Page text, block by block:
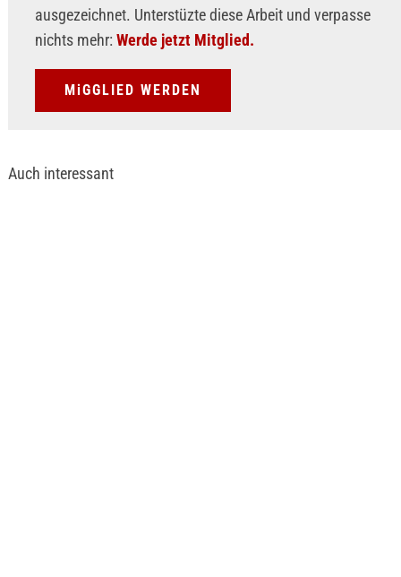
ausgezeichnet. Unterstüzte diese Arbeit und verpasse
nichts mehr: Werde jetzt Mitglied.
MiGGLIED WERDEN
Auch interessant